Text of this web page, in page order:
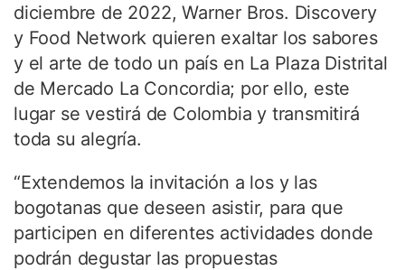
diciembre de 2022, Warner Bros. Discovery
y Food Network quieren exaltar los sabores
y el arte de todo un país en La Plaza Distrital
de Mercado La Concordia; por ello, este
lugar se vestirá de Colombia y transmitirá
toda su alegría.
“Extendemos la invitación a los y las
bogotanas que deseen asistir, para que
participen en diferentes actividades donde
podrán degustar las propuestas